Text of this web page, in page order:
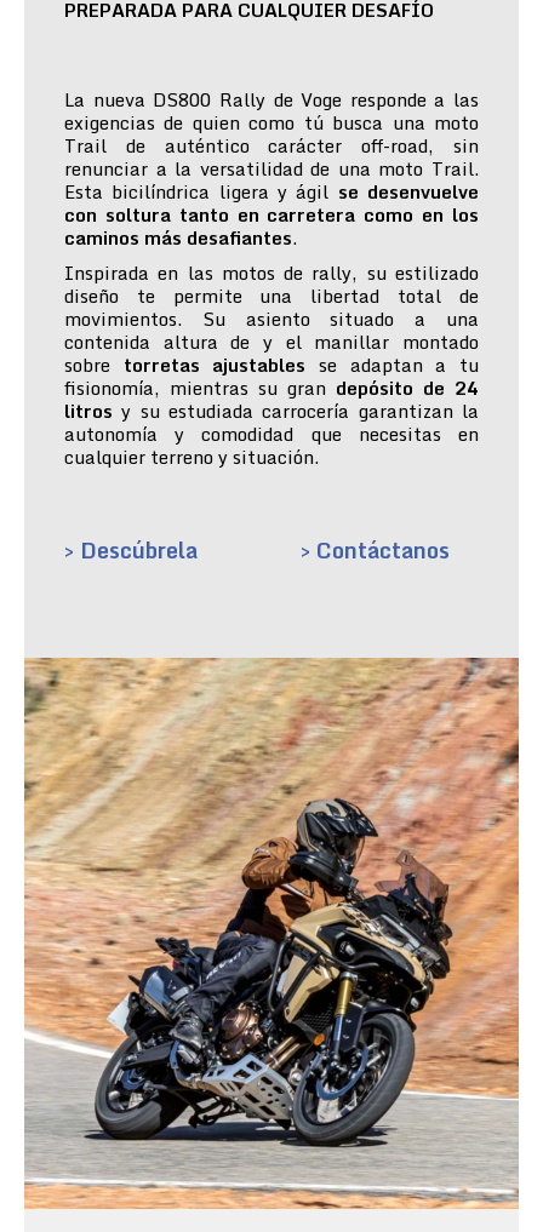
PREPARADA PARA CUALQUIER DESAFÍO
La nueva DS800 Rally de Voge responde a las
exigencias de quien como tú busca una moto
Trail de auténtico carácter off-road, sin
renunciar a la versatilidad de una moto Trail.
Esta bicilíndrica ligera y ágil se desenvuelve
con soltura tanto en carretera como en los
caminos más desafiantes.
Inspirada en las motos de rally, su estilizado
diseño te permite una libertad total de
movimientos. Su asiento situado a una
contenida altura de y el manillar montado
sobre torretas ajustables se adaptan a tu
fisionomía, mientras su gran depósito de 24
litros y su estudiada carrocería garantizan la
autonomía y comodidad que necesitas en
cualquier terreno y situación.
> Descúbrela > Contáctanos